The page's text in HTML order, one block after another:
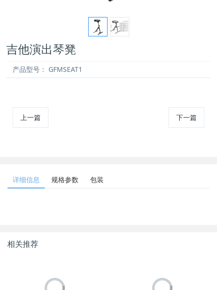
吉他演出琴凳
产品型号： GFMSEAT1
上一篇 下一篇
详细信息 规格参数 包装
相关推荐